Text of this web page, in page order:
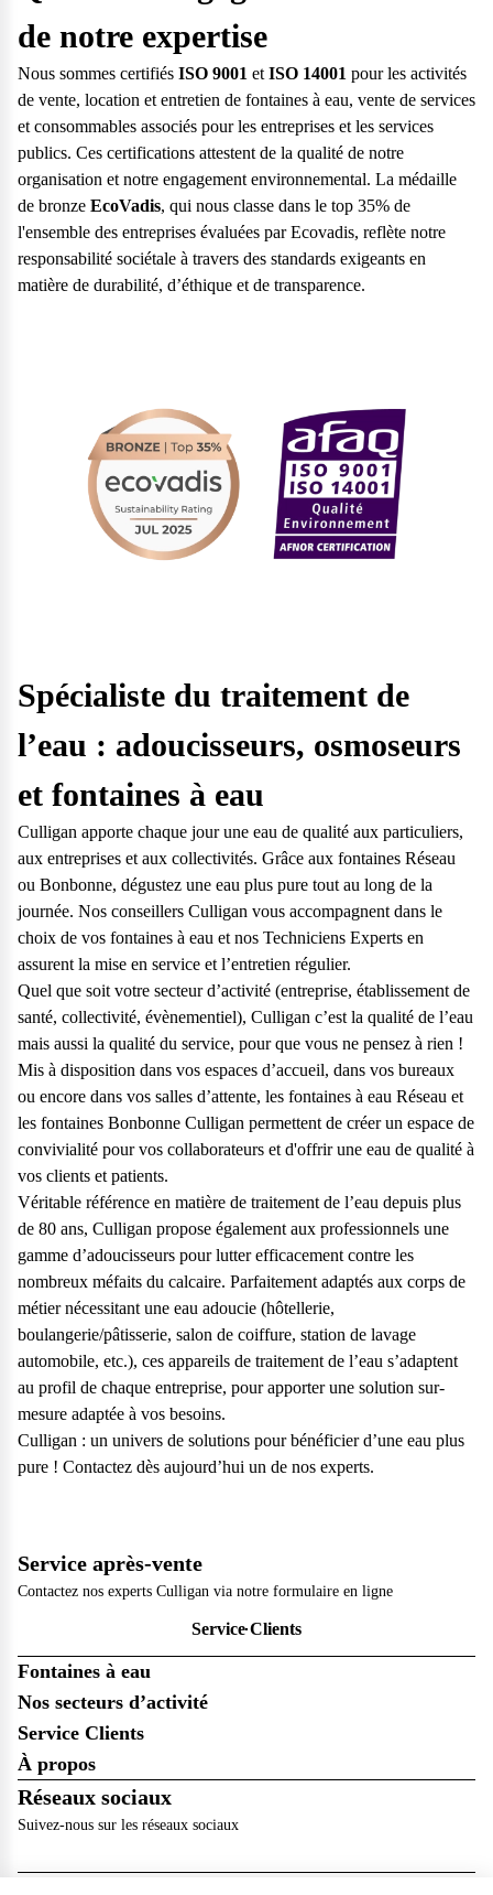
de notre expertise
Nous sommes certifiés ISO 9001 et ISO 14001 pour les activités
de vente, location et entretien de fontaines à eau, vente de services
et consommables associés pour les entreprises et les services
publics.​ Ces certifications attestent de la qualité de notre
organisation et notre engagement environnemental. La médaille
de bronze EcoVadis, qui nous classe dans le top 35% de
l'ensemble des entreprises évaluées par Ecovadis, reflète notre
responsabilité sociétale à travers des standards exigeants en
matière de durabilité, d’éthique et de transparence.
Spécialiste du traitement de
l’eau : adoucisseurs, osmoseurs
et fontaines à eau
Culligan apporte chaque jour une eau de qualité aux particuliers,
aux entreprises et aux collectivités. Grâce aux fontaines Réseau
ou Bonbonne, dégustez une eau plus pure tout au long de la
journée. Nos conseillers Culligan vous accompagnent dans le
choix de vos fontaines à eau et nos Techniciens Experts en
assurent la mise en service et l’entretien régulier.
Quel que soit votre secteur d’activité (entreprise, établissement de
santé, collectivité, évènementiel), Culligan c’est la qualité de l’eau
mais aussi la qualité du service, pour que vous ne pensez à rien !
Mis à disposition dans vos espaces d’accueil, dans vos bureaux
ou encore dans vos salles d’attente, les fontaines à eau Réseau et
les fontaines Bonbonne Culligan permettent de créer un espace de
convivialité pour vos collaborateurs et d'offrir une eau de qualité à
vos clients et patients.
Véritable référence en matière de traitement de l’eau depuis plus
de 80 ans, Culligan propose également aux professionnels une
gamme d’adoucisseurs pour lutter efficacement contre les
nombreux méfaits du calcaire. Parfaitement adaptés aux corps de
métier nécessitant une eau adoucie (hôtellerie,
boulangerie/pâtisserie, salon de coiffure, station de lavage
automobile, etc.), ces appareils de traitement de l’eau s’adaptent
au profil de chaque entreprise, pour apporter une solution sur-
mesure adaptée à vos besoins.
Culligan : un univers de solutions pour bénéficier d’une eau plus
pure ! Contactez dès aujourd’hui un de nos experts.
Service après-vente
Contactez nos experts Culligan via notre formulaire en ligne
Service Clients
Fontaines à eau
Nos secteurs d’activité
Service Clients
À propos
Réseaux sociaux
Suivez-nous sur les réseaux sociaux